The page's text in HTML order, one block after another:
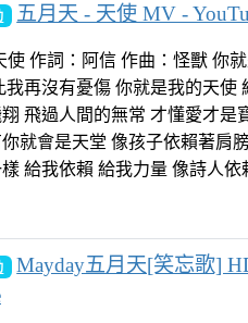
五月天 - 天使 MV -
使 作詞：阿信 作曲：怪獸 你
再沒有憂傷 你就是我的天使
飛過人間的無常 才懂愛才是
就會是天堂 像孩子依賴著肩
給我依賴 給我力量 像詩人依
Mayday五月天[笑忘歌]